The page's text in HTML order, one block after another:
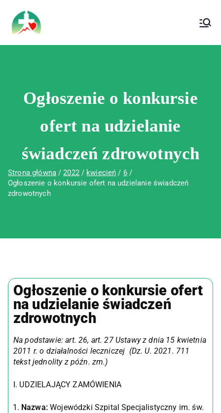
Wojewódzki Szpital Specjalistyczny im.
Św. Rafała w Czerwonej Górze
Ogłoszenie o konkursie
ofert na udzielanie
świadczeń zdrowotnych
Strona główna 2022 kwiecień
6
Ogłoszenie o konkursie ofert na udzielanie świadczeń
zdrowotnych
Ogłoszenie o konkursie ofert
na udzielanie świadczeń
zdrowotnych
Na podstawie: art. 26, art. 27 Ustawy z dnia 15 kwietnia
2011 r. o działalności leczniczej (Dz. U. 2021. 711
tekst jednolity z późn. zm.)
I. UDZIELAJĄCY ZAMÓWIENIA
Nazwa:Wojewódzki Szpital Specjalistyczny im. św.